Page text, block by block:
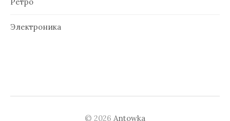
Электроника
© 2026 Antowka